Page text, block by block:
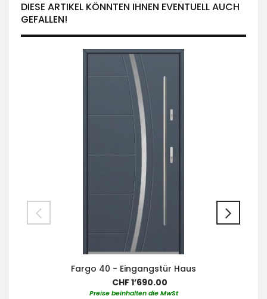
DIESE ARTIKEL KÖNNTEN IHNEN EVENTUELL AUCH
GEFALLEN!
Fargo 40 - Eingangstür Haus
CHF 1’690.00
Preise beinhalten die MwSt